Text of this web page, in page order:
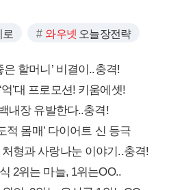
로 와우넷 오늘장전략
은 할머니’ 비결이..충격!
’대 프로모션! 키움에셋!
내장 유발한다..충격!
적 몸매’ 다이어트 신 등극
형과 사랑나눈 이야기..충격!
2위는 마늘, 1위는OO..